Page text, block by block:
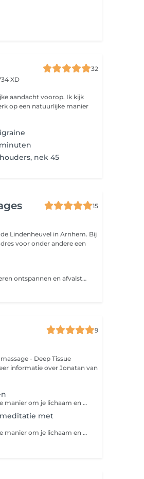
32
XD
voorop. Ik kijk
op een natuurlijke manier
nek 45
15
Lindenheuvel in Arnhem. Bij
voor onder andere een
De circulatie wordt gestimuleerd, spieren ontspannen en afvalstoffen worden afgevoerd. Daarnaast bevordert een massage de aanmaak van het gelukshormoon endorfine en het knuffelhormoon oxytocine. Dit vermindert stress en verhoogt het geluksgevoel.
9
Tissue
Een holistische massage is de perfecte manier om je lichaam en geest weer met elkaar in harmonie te brengen. Dit is een diepe, ontspannende en holistische behandeling die zowel fysieke als energetische uitwerking heeft. Na jouw behandeling is er een kwartier extra tijd voor een nabeschouwing.
meditatie met
Een holistische massage is de perfecte manier om je lichaam en geest weer met elkaar in harmonie te brengen. Dit is een diepe, ontspannende en holistische behandeling die zowel fysieke als energetische uitwerking heeft. Jouw sessie start met een begeleide meditatie met ceremoniële cacao, dat een licht stimulerende werking heeft. De cacao brengt je in contact met de hartstreek en kan emoties meer naar de oppervlakte brengen. Na jouw behandeling is er een kwartier extra tijd voor een nabeschouwing. Let op: het drinken van cacao is volledig op eigen verantwoordelijkheid. Wil je hier meer over weten? Neem dan van tevoren contact op.